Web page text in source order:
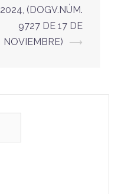
2024, (DOGV.NÚM.
9727 DE 17 DE
NOVIEMBRE)
⟶